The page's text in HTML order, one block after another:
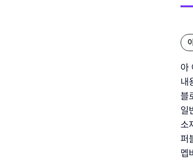
아
내
블
일
소
퍼
멥